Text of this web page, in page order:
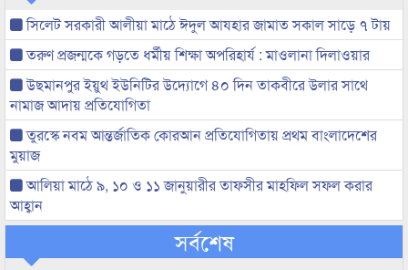
সিলেট সরকারী আলীয়া মাঠে ঈদুল আযহার জামাত সকাল সাড়ে ৭ টায়
তরুণ প্রজন্মকে গড়তে ধর্মীয় শিক্ষা অপরিহার্য : মাওলানা দিলাওয়ার
উছমানপুর ইয়ুথ ইউনিটির উদ্যোগে ৪০ দিন তাকবীরে উলার সাথে
নামাজ আদায় প্রতিযোগিতা
তুরস্কে নবম আন্তর্জাতিক কোরআন প্রতিযোগিতায় প্রথম বাংলাদেশের
মুয়াজ
আলিয়া মাঠে ৯, ১০ ও ১১ জানুয়ারীর তাফসীর মাহফিল সফল করার
আহ্বান
সর্বশেষ